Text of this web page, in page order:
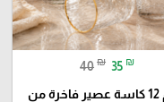
40 ₪ 35 ₪
طقم 12 كاسة عصير فاخرة من